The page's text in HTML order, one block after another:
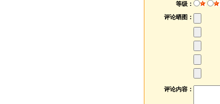
等级：
评论晒图：
评论内容：